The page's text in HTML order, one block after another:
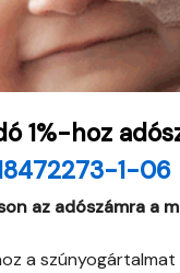
1%-hoz
1-06
az adószámra a
a